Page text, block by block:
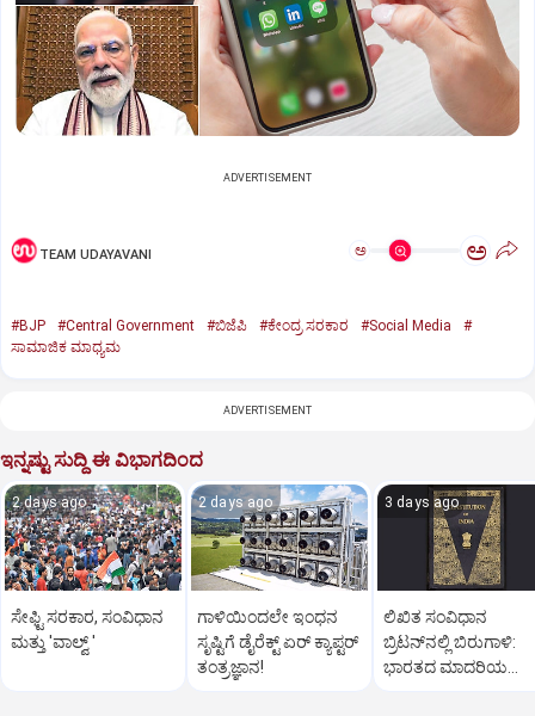
ADVERTISEMENT
TEAM UDAYAVANI ಅ ಅ
#BJP #Central Government #ಬಿಜೆಪಿ #ಕೇಂದ್ರ ಸರಕಾರ #Social Media
#
ಸಾಮಾಜಿಕ ಮಾಧ್ಯಮ
ADVERTISEMENT
ಇನ್ನಷ್ಟು ಸುದ್ದಿ ಈ ವಿಭಾಗದಿಂದ
2 days ago
ಸೇಫ್ಟಿ ಸರಕಾರ, ಸಂವಿಧಾನ
ಮತ್ತು 'ವಾಲ್ವ್ '
2 days ago
ಗಾಳಿಯಿಂದಲೇ ಇಂಧನ
ಸೃಷ್ಟಿಗೆ ಡೈರೆಕ್ಟ್ ಏರ್‌ ಕ್ಯಾಪ್ಟರ್
ತಂತ್ರಜ್ಞಾನ!
3 days ago
ಲಿಖಿತ ಸಂವಿಧಾನ
ಬ್ರಿಟನ್‌ನಲ್ಲಿ ಬಿರುಗಾಳಿ:
ಭಾರತದ ಮಾದರಿಯ